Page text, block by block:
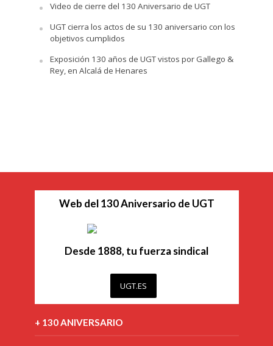
Video de cierre del 130 Aniversario de UGT
UGT cierra los actos de su 130 aniversario con los
objetivos cumplidos
Exposición 130 años de UGT vistos por Gallego &
Rey, en Alcalá de Henares
Web del 130 Aniversario de UGT
Desde 1888, tu fuerza sindical
UGT.ES
+ 130 ANIVERSARIO